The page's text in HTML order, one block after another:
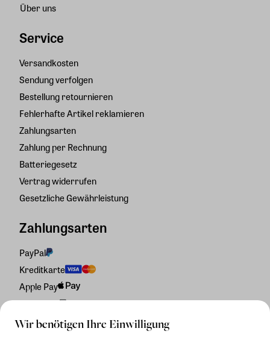
Wir benötigen Ihre Einwilligung
Über uns
Service
Versandkosten
Sendung verfolgen
Bestellung retournieren
Fehlerhafte Artikel reklamieren
Zahlungsarten
Zahlung per Rechnung
Batteriegesetz
Vertrag widerrufen
Gesetzliche Gewährleistung
Zahlungsarten
PayPal
Kreditkarte
Apple Pay
Rechnung